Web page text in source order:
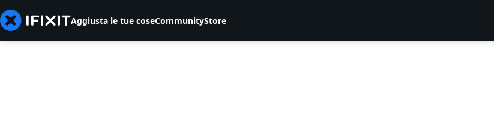
Aggiusta le tue coseCommunityStore